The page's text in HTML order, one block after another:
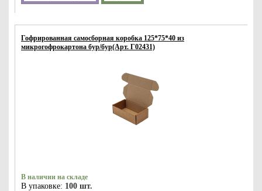
Гофрированная самосборная коробка 125*75*40 из
микрогофрокартона бур/бур(Арт. Г02431)
В наличии на складе
В упаковке: 100 шт.